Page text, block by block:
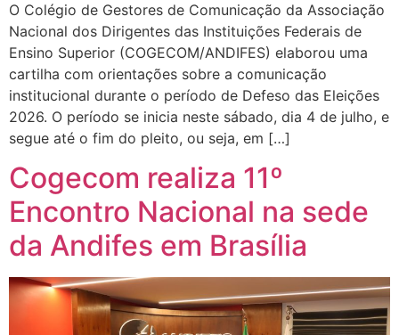
O Colégio de Gestores de Comunicação da Associação
Nacional dos Dirigentes das Instituições Federais de
Ensino Superior (COGECOM/ANDIFES) elaborou uma
cartilha com orientações sobre a comunicação
institucional durante o período de Defeso das Eleições
2026. O período se inicia neste sábado, dia 4 de julho, e
segue até o fim do pleito, ou seja, em […]
Cogecom realiza 11º
Encontro Nacional na sede
da Andifes em Brasília